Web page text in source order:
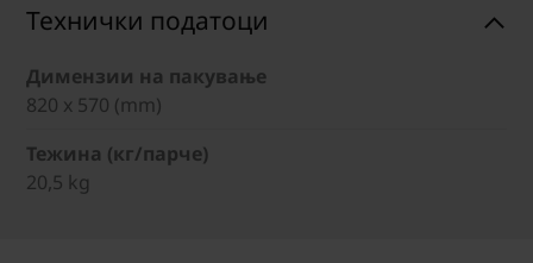
Технички податоци
Димензии на пакување
820 x 570 (mm)
Тежина (кг/парче)
20,5 kg